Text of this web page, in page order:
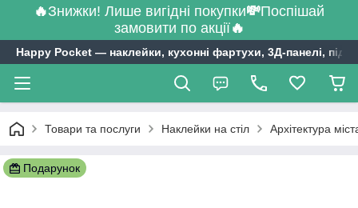
🔥Знижки! Лише вигідні покупки💸Поспішай
замовити по акції🔥
Happy Pocket ― наклейки, кухонні фартухи, 3Д-панелі,
Товари та послуги Наклейки на стіл Архітектура
Подарунок